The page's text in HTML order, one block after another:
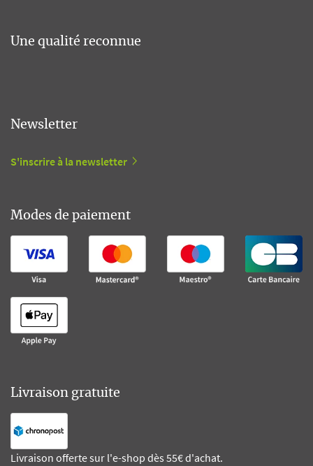
Une qualité reconnue
Newsletter
S'inscrire à la newsletter
Modes de paiement
Livraison gratuite
Livraison offerte sur l'e-shop dès 55€ d'achat.